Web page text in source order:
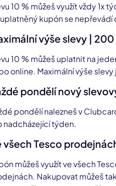
10 % můžeš využít vždy 1x
kupón se nepřevádí
výše slevy | 200
10 % můžeš uplatnit na
online. Maximální výše
pondělí nový
pondělí nalezneš v
nadcházející týden.
všech Tesco
můžeš využít ve všech
Nakupovat můžeš